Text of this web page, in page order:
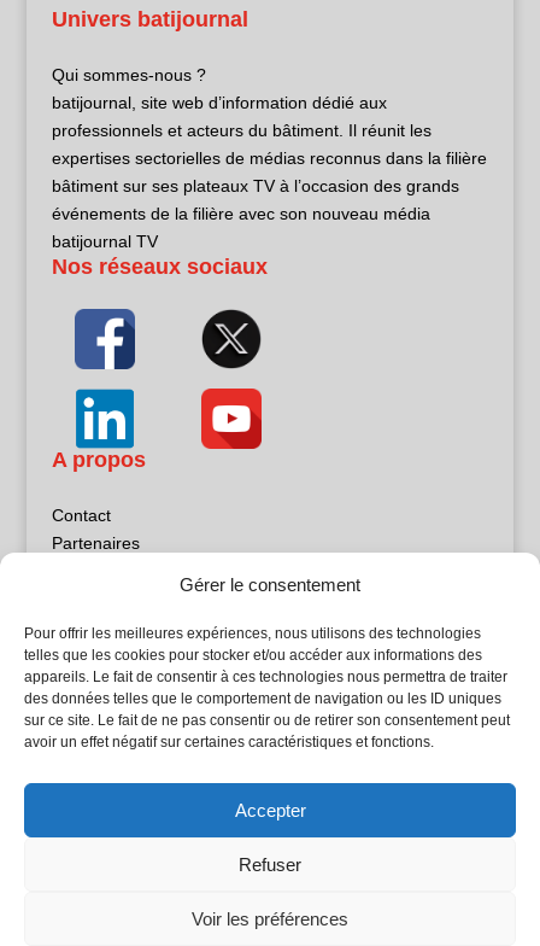
Gérer le consentement
Pour offrir les meilleures expériences, nous utilisons des technologies
telles que les cookies pour stocker et/ou accéder aux informations des
appareils. Le fait de consentir à ces technologies nous permettra de traiter
des données telles que le comportement de navigation ou les ID uniques
sur ce site. Le fait de ne pas consentir ou de retirer son consentement peut
avoir un effet négatif sur certaines caractéristiques et fonctions.
Accepter
Refuser
Voir les préférences
Univers batijournal
Qui sommes-nous ?
batijournal, site web d’information dédié aux
professionnels et acteurs du bâtiment. Il réunit les
expertises sectorielles de médias reconnus dans la filière
bâtiment sur ses plateaux TV à l’occasion des grands
événements de la filière avec son nouveau média
batijournal TV
Nos réseaux sociaux
A propos
Contact
Partenaires
Politique de confidentialité
Sites partenaires
5Façades
Atrium Patrimoine